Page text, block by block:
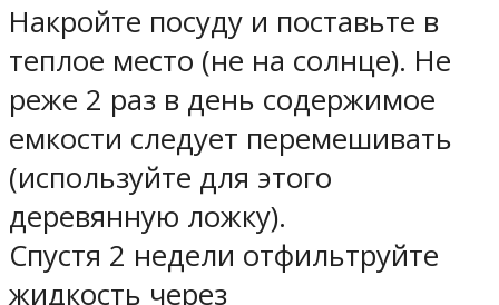
Накройте посуду и поставьте в
теплое место (не на солнце). Не
реже 2 раз в день содержимое
емкости следует перемешивать
(используйте для этого
деревянную ложку).
Спустя 2 недели отфильтруйте
жидкость через